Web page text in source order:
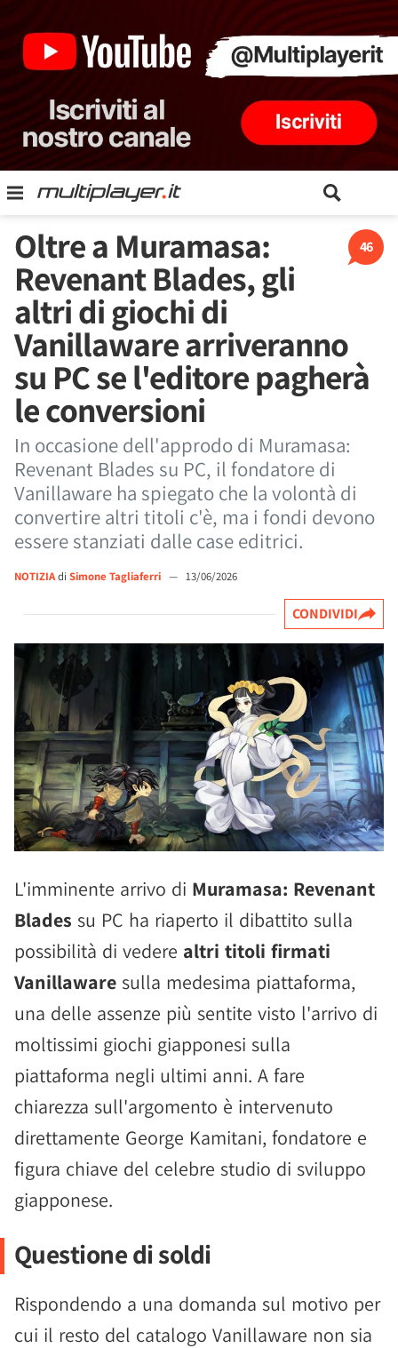
46
Oltre a Muramasa:
Revenant Blades, gli
altri di giochi di
Vanillaware arriveranno
su PC se l'editore pagherà
le conversioni
In occasione dell'approdo di Muramasa:
Revenant Blades su PC, il fondatore di
Vanillaware ha spiegato che la volontà di
convertire altri titoli c'è, ma i fondi devono
essere stanziati dalle case editrici.
NOTIZIAdi Simone Tagliaferri — 13/06/2026
CONDIVIDI
L'imminente arrivo di Muramasa: Revenant
Blades su PC ha riaperto il dibattito sulla
possibilità di vedere altri titoli firmati
Vanillaware sulla medesima piattaforma,
una delle assenze più sentite visto l'arrivo di
moltissimi giochi giapponesi sulla
piattaforma negli ultimi anni. A fare
chiarezza sull'argomento è intervenuto
direttamente George Kamitani, fondatore e
figura chiave del celebre studio di sviluppo
giapponese.
Questione di soldi
Rispondendo a una domanda sul motivo per
cui il resto del catalogo Vanillaware non sia